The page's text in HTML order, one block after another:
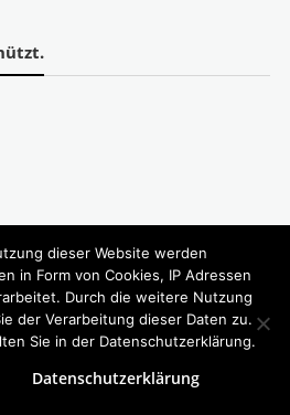
. Alle Rechte vorbehalten. Theme:eStorevon ThemeGrill.
dieser Website werden
in Form von Cookies, IP Adressen
Durch die weitere Nutzung
der Verarbeitung dieser Daten zu.
Sie in der Datenschutzerklärung.
Datenschutzerklärung